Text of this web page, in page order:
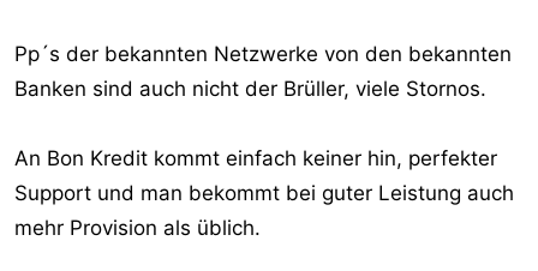
Pp´s der bekannten Netzwerke von den bekannten
Banken sind auch nicht der Brüller, viele Stornos.
An Bon Kredit kommt einfach keiner hin, perfekter
Support und man bekommt bei guter Leistung auch
mehr Provision als üblich.